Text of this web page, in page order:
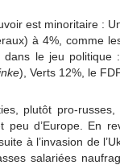
est minoritaire :
à 4%, comme
le jeu politique
), Verts 12%, le
plutôt pro-
d’Europe. En
à l’invasion de
salariées